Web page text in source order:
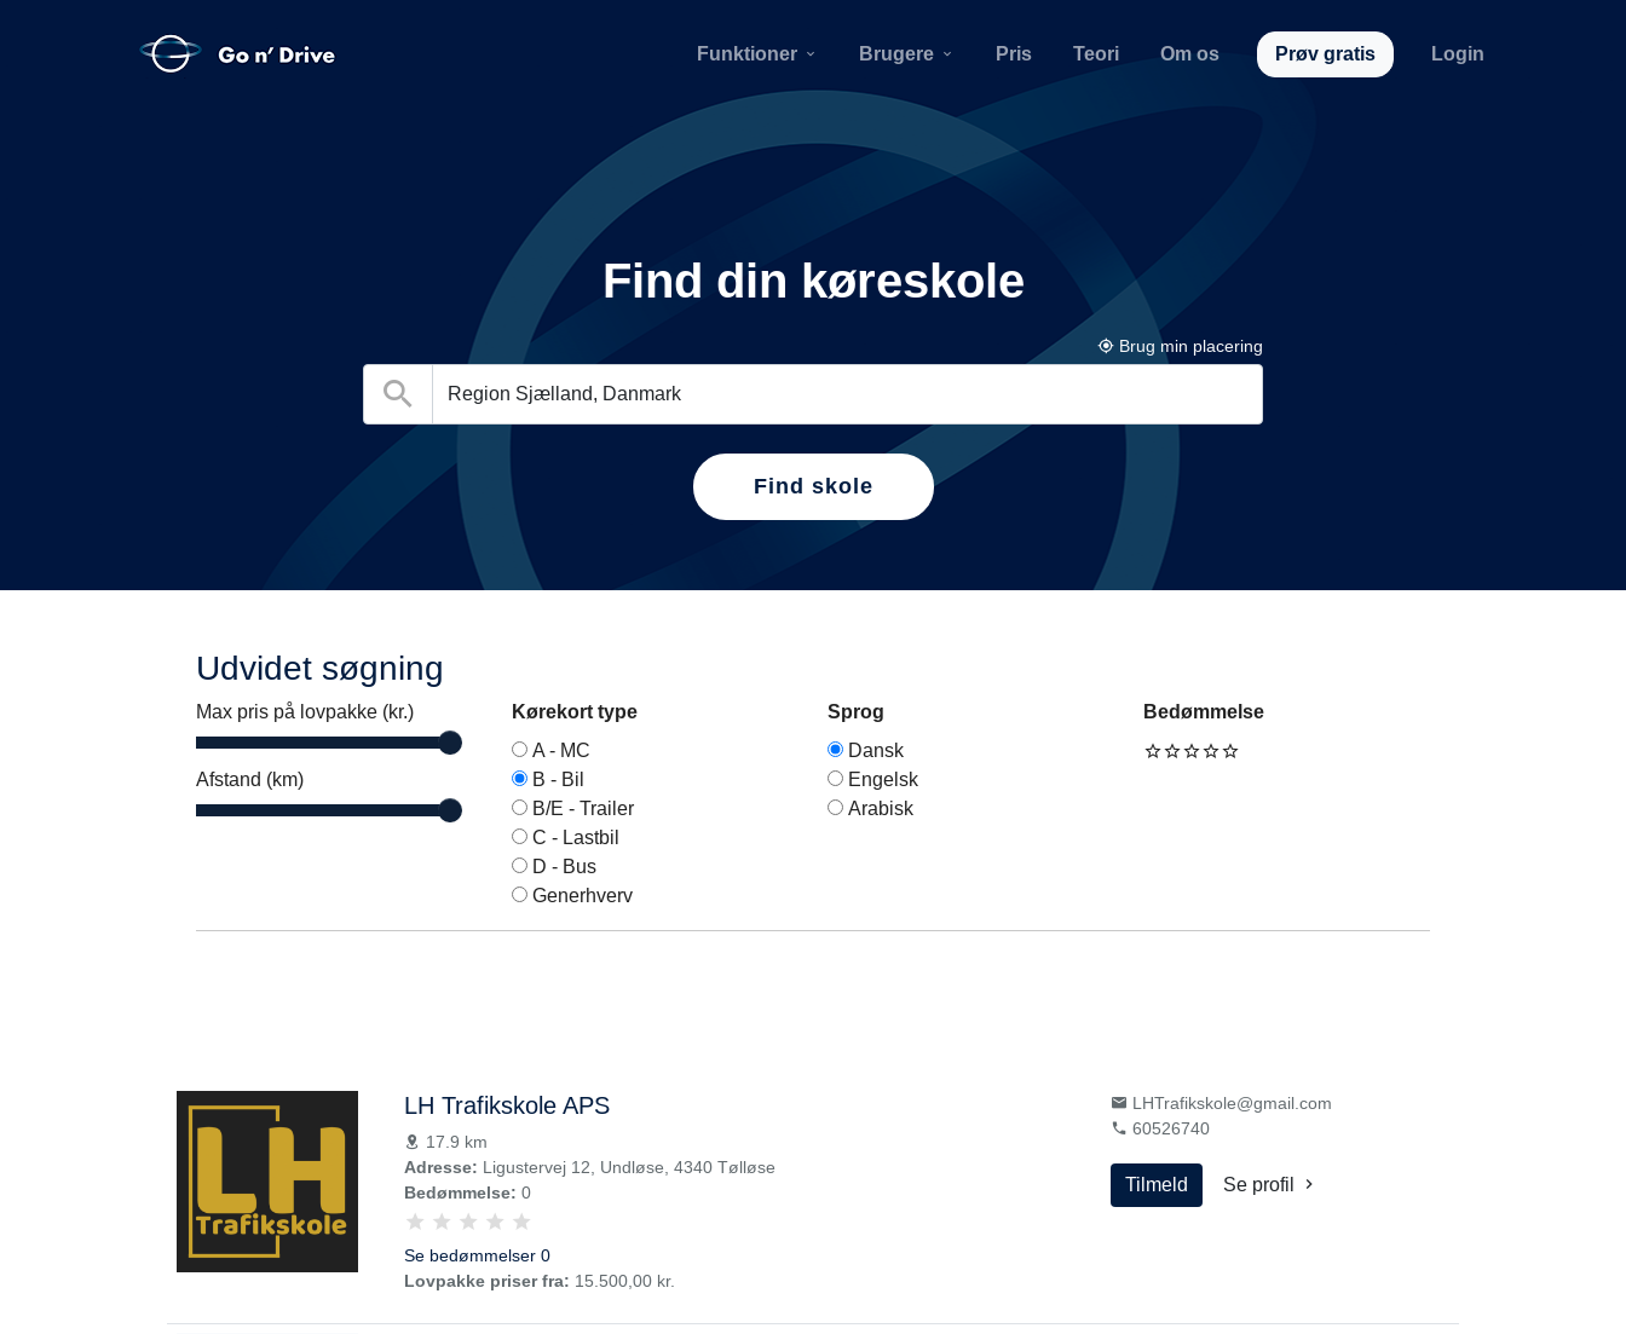
Funktioner Brugere Pris Teori Om os Prøv gratis Login
Find din køreskole
Brug min placering
Find skole
Udvidet søgning
Max pris på lovpakke (kr.)
Afstand (km)
Kørekort type
A - MC
B - Bil
B/E - Trailer
C - Lastbil
D - Bus
Generhverv
Sprog
Dansk
Engelsk
Arabisk
Bedømmelse
LH Trafikskole APS
17.9 km
Adresse: Ligustervej 12, Undløse, 4340 Tølløse
Bedømmelse: 0
Se bedømmelser 0
Lovpakke priser fra: 15.500,00 kr.
LHTrafikskole@gmail.com
60526740
Tilmeld Se profil